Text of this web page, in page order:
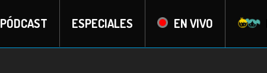
PÓDCAST ESPECIALES EN VIVO